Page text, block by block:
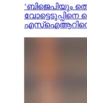
‘ബിജെപിയും